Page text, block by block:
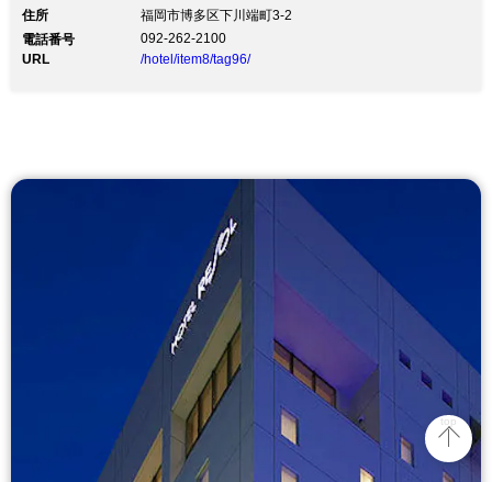
住所
福岡市博多区下川端町3-2
電話番号
092-262-2100
URL
/hotel/item8/tag96/
top